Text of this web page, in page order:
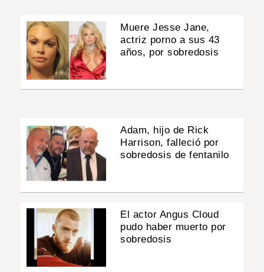
Muere Jesse Jane,
actriz porno a sus 43
años, por sobredosis
Adam, hijo de Rick
Harrison, falleció por
sobredosis de fentanilo
El actor Angus Cloud
pudo haber muerto por
sobredosis